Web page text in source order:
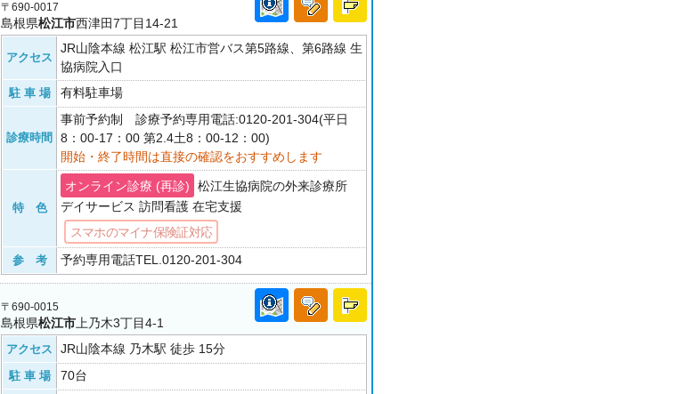
〒690-0017
島根県松江市西津田7丁目14-21
アクセス
JR山陰本線 松江駅 松江市営バス第5路線、第6路線 生
協病院入口
駐 車 場 有料駐車場
診療時間
事前予約制 診療予約専用電話:0120-201-304(平日
8：00-17：00 第2.4土8：00-12：00)
開始・終了時間は直接の確認をおすすめします
特 色
オンライン診療 (再診)
松江生協病院の外来診療所
デイサービス 訪問看護 在宅支援
スマホのマイナ保険証対応
参 考 予約専用電話TEL.0120-201-304
〒690-0015
島根県松江市 上乃木3丁目4-1
アクセス JR山陰本線 乃木駅 徒歩 15分
駐 車 場 70台